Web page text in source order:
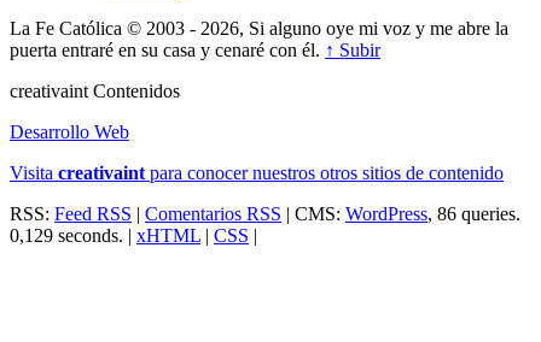
La Fe Católica © 2003 - 2026, Si alguno oye mi voz y me abre la
puerta entraré en su casa y cenaré con él. ↑ Subir
creativaint Contenidos
Desarrollo Web
Visita creativaint para conocer nuestros otros sitios de contenido
RSS: Feed RSS | Comentarios RSS | CMS: WordPress, 86 queries.
0,129 seconds. | xHTML | CSS |